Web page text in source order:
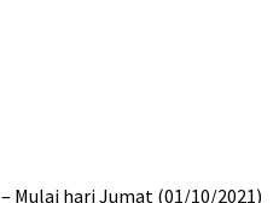
Mulai hari Jumat (01/10/2021)